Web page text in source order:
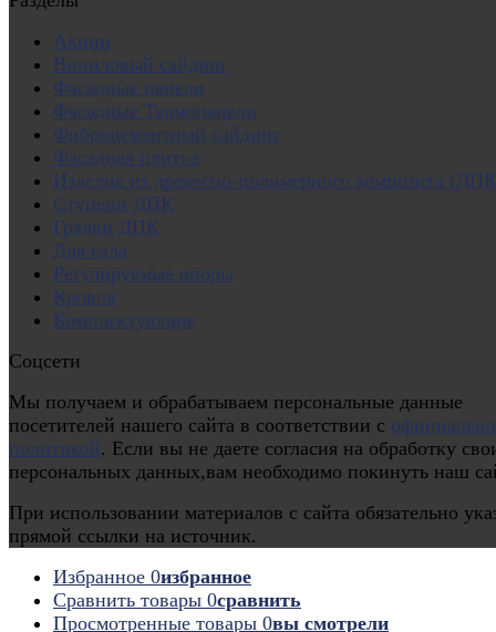
Акции
Виниловый сайдинг
Фасадные панели
Фасадные Термопанели
Фиброцементный сайдинг
Фасадная плитка
Изделия из древесно-полимерного композита
Ступени ДПК
Грядки ДПК
Для сада
Регулируемые опоры
Кровля
Комплектующие
Соцсети
Мы получаем и обрабатываем персональные данные
посетителей нашего сайта в соответствии с
политикой. Если вы не даете согласия на обработку
персональных данных,вам необходимо покинуть наш
При использовании материалов с сайта обязательно
прямой ссылки на источник.
Избранное 0избранное
Сравнить товары 0сравнить
Просмотренные товары 0вы смотрели